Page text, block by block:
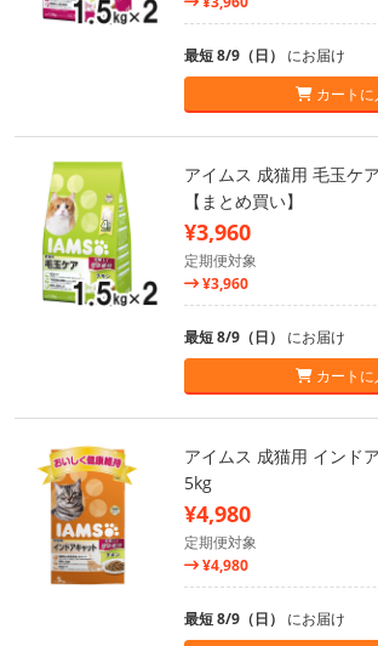
最短 8/9（日） にお届け
カートに
アイムス 成猫用 毛玉ケ
【まとめ買い】
¥3,960
定期便対象
¥3,960
最短 8/9（日） にお届け
カートに
アイムス 成猫用 インド
5kg
¥4,980
定期便対象
¥4,980
最短 8/9（日） にお届け